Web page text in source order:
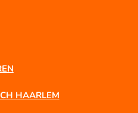
HAARLEM